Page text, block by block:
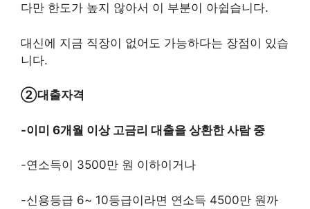
다만 한도가 높지 않아서 이 부분이 아쉽습니다.
대신에 지금 직장이 없어도 가능하다는 장점이 있습
니다.
②대출자격
-이미 6개월 이상 고금리 대출을 상환한 사람 중
-연소득이 3500만 원 이하이거나
-신용등급 6~ 10등급이라면 연소득 4500만 원까